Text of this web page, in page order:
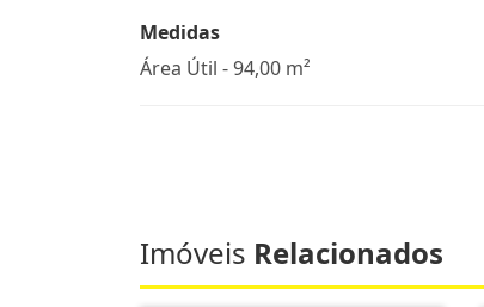
Medidas
Área Útil - 94,00 m²
Imóveis Relacionados